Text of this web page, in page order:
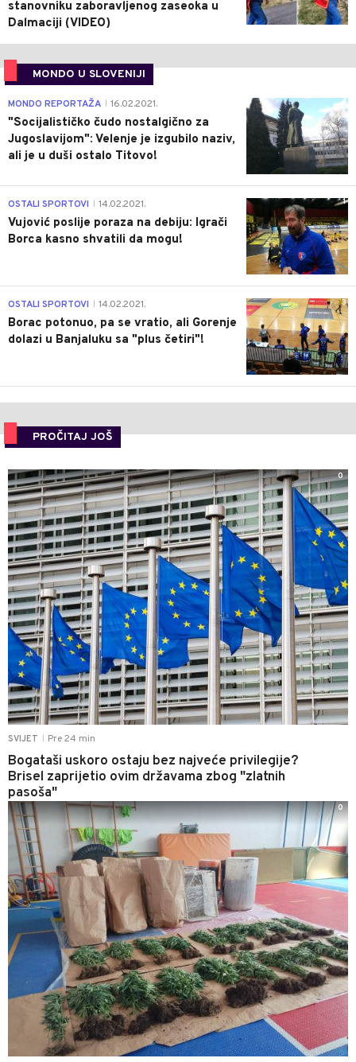
stanovniku zaboravljenog zaseoka u
Dalmaciji (VIDEO)
MONDO U SLOVENIJI
4
MONDO REPORTAŽA 16.02.2021.
"Socijalističko čudo nostalgično za
Jugoslavijom": Velenje je izgubilo naziv,
ali je u duši ostalo Titovo!
1
OSTALI SPORTOVI 14.02.2021.
Vujović poslije poraza na debiju: Igrači
Borca kasno shvatili da mogu!
3
OSTALI SPORTOVI 14.02.2021.
Borac potonuo, pa se vratio, ali Gorenje
dolazi u Banjaluku sa "plus četiri"!
PROČITAJ JOŠ
SVIJET Pre 24 min
Bogataši uskoro ostaju bez najveće privilegije?
Brisel zaprijetio ovim državama zbog "zlatnih
pasoša"
0
0